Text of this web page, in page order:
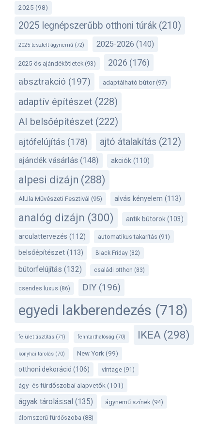
2025 (98)
2025 legnépszerűbb otthoni túrák (210)
2025 tesztelt ágynemű (72) 2025-2026 (140)
2025-ös ajándékötletek (93) 2026 (176)
absztrakció (197) adaptálható bútor(97)
adaptív építészet (228)
AI belsőépítészet (222)
ajtófelújítás (178) ajtó átalakítás (212)
ajándék vásárlás (148) akciók (110)
alpesi dizájn (288)
AlUla Művészeti Fesztivál (95) alvás kényelem (113)
analóg dizájn (300) antik bútorok (103)
arculattervezés (112) automatikus takarítás (91)
belsőépítészet (113) Black Friday (82)
bútorfelújítás (132) családi otthon (83)
csendes luxus (86) DIY (196)
egyedi lakberendezés (718)
felület tisztítás (71) fenntarthatóság (70) IKEA (298)
konyhai tárolás (70) New York (99)
otthoni dekoráció (106) vintage (91)
ágy- és fürdőszobai alapvetők (101)
ágyak tárolással (135) ágynemű színek (94)
álomszerű fürdőszoba (88)